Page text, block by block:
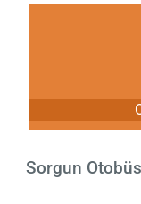
Sorgun